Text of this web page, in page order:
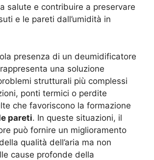
salute e contribuire a preservare
e le pareti dall’umidità in
presenza di un deumidificatore
una soluzione
strutturali più complessi
ponti termici o perdite
che favoriscono la formazione
pareti. In queste situazioni, il
può fornire un miglioramento
qualità dell’aria ma non
cause profonde della